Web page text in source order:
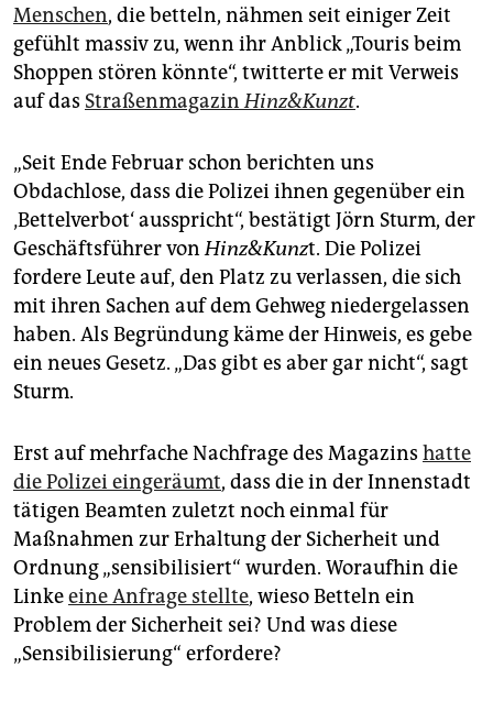
Menschen, die betteln, nähmen seit einiger Zeit
gefühlt massiv zu, wenn ihr Anblick „Touris beim
Shoppen stören könnte“, twitterte er mit Verweis
auf das StraßenmagazinHinz&Kunzt.
„Seit Ende Februar schon berichten uns
Obdachlose, dass die Polizei ihnen gegenüber ein
‚Bettelverbot‘ ausspricht“, bestätigt Jörn Sturm, der
Geschäftsführer vonHinz&Kunzt. Die Polizei
fordere Leute auf, den Platz zu verlassen, die sich
mit ihren Sachen auf dem Gehweg niedergelassen
haben. Als Begründung käme der Hinweis, es gebe
ein neues Gesetz. „Das gibt es aber gar nicht“, sagt
Sturm.
Erst auf mehrfache Nachfrage des Magazins hatte
die Polizei eingeräumt, dass die in der Innenstadt
tätigen Beamten zuletzt noch einmal für
Maßnahmen zur Erhaltung der Sicherheit und
Ordnung „sensibilisiert“ wurden. Woraufhin die
Linkeeine Anfrage stellte, wieso Betteln ein
Problem der Sicherheit sei? Und was diese
„Sensibilisierung“ erfordere?